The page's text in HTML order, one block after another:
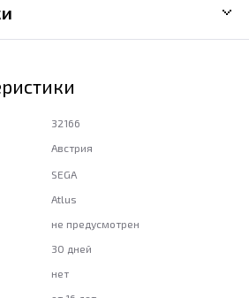
32166
Австрия
SEGA
Atlus
не предусмотрен
30 дней
нет